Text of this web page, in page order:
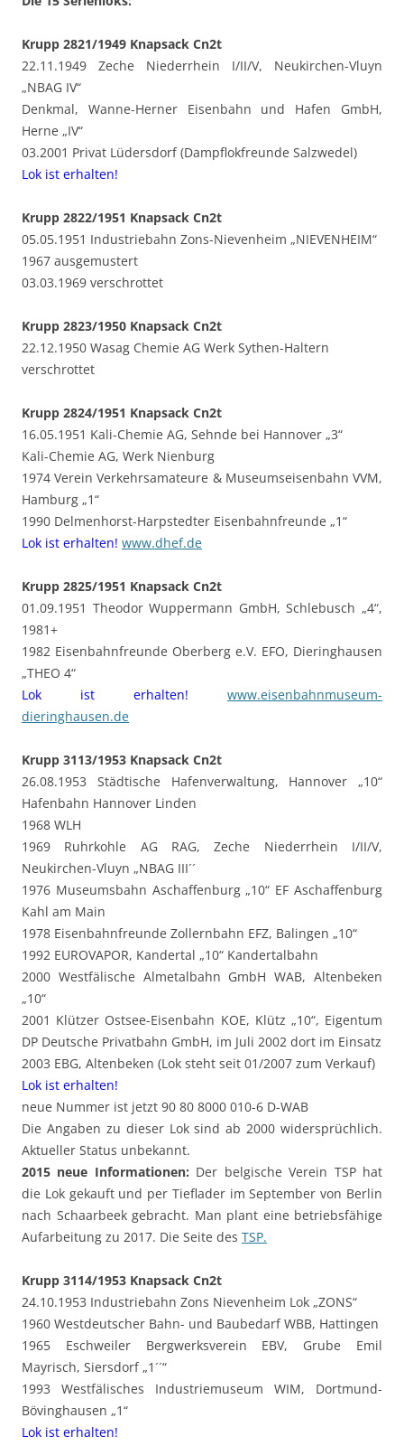
Krupp 2821/1949 Knapsack Cn2t
22.11.1949 Zeche Niederrhein I/II/V, Neukirchen-Vluyn
„NBAG IV“
Denkmal, Wanne-Herner Eisenbahn und Hafen GmbH,
Herne „IV“
03.2001 Privat Lüdersdorf (Dampflokfreunde Salzwedel)
Lok ist erhalten!
Krupp 2822/1951 Knapsack Cn2t
05.05.1951 Industriebahn Zons-Nievenheim „NIEVENHEIM“
1967 ausgemustert
03.03.1969 verschrottet
Krupp 2823/1950 Knapsack Cn2t
22.12.1950 Wasag Chemie AG Werk Sythen-Haltern
verschrottet
Krupp 2824/1951 Knapsack Cn2t
16.05.1951 Kali-Chemie AG, Sehnde bei Hannover „3“
Kali-Chemie AG, Werk Nienburg
1974 Verein Verkehrsamateure & Museumseisenbahn VVM,
Hamburg „1“
1990 Delmenhorst-Harpstedter Eisenbahnfreunde „1“
Lok ist erhalten! www.dhef.de
Krupp 2825/1951 Knapsack Cn2t
01.09.1951 Theodor Wuppermann GmbH, Schlebusch „4“,
1981+
1982 Eisenbahnfreunde Oberberg e.V. EFO, Dieringhausen
„THEO 4“
Lok ist erhalten!
www.eisenbahnmuseum-
dieringhausen.de
Krupp 3113/1953 Knapsack Cn2t
26.08.1953 Städtische Hafenverwaltung, Hannover „10“
Hafenbahn Hannover Linden
1968 WLH
1969 Ruhrkohle AG RAG, Zeche Niederrhein I/II/V,
Neukirchen-Vluyn „NBAG III´´
1976 Museumsbahn Aschaffenburg „10“ EF Aschaffenburg
Kahl am Main
1978 Eisenbahnfreunde Zollernbahn EFZ, Balingen „10“
1992 EUROVAPOR, Kandertal „10“ Kandertalbahn
2000 Westfälische Almetalbahn GmbH WAB, Altenbeken
„10“
2001 Klützer Ostsee-Eisenbahn KOE, Klütz „10“, Eigentum
DP Deutsche Privatbahn GmbH, im Juli 2002 dort im Einsatz
2003 EBG, Altenbeken (Lok steht seit 01/2007 zum Verkauf)
Lok ist erhalten!
neue Nummer ist jetzt 90 80 8000 010-6 D-WAB
Die Angaben zu dieser Lok sind ab 2000 widersprüchlich.
Aktueller Status unbekannt.
2015 neue Informationen: Der belgische Verein TSP hat
die Lok gekauft und per Tieflader im September von Berlin
nach Schaarbeek gebracht. Man plant eine betriebsfähige
Aufarbeitung zu 2017. Die Seite des TSP.
Krupp 3114/1953 Knapsack Cn2t
24.10.1953 Industriebahn Zons Nievenheim Lok „ZONS“
1960 Westdeutscher Bahn- und Baubedarf WBB, Hattingen
1965 Eschweiler Bergwerksverein EBV, Grube Emil
Mayrisch, Siersdorf „1´´“
1993 Westfälisches Industriemuseum WIM, Dortmund-
Bövinghausen „1“
Lok ist erhalten!